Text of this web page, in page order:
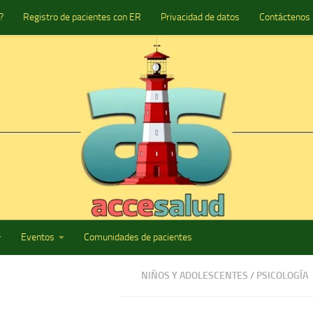
Registro de pacientes con ER Privacidad de datos Contáctenos
Eventos Comunidades de pacientes
NIÑOS Y ADOLESCENTES / PSICOLOGÍA